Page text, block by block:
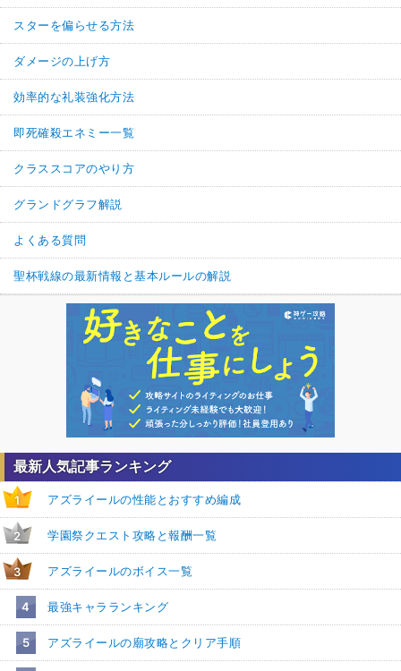
最新人気記事ランキング
1 アズライールの性能とおすすめ編成
2 学園祭クエスト攻略と報酬一覧
3 アズライールのボイス一覧
4 最強キャラランキング
5 アズライールの廟攻略とクリア手順
スターを偏らせる方法
ダメージの上げ方
効率的な礼装強化方法
即死確殺エネミー一覧
クラススコアのやり方
グランドグラフ解説
よくある質問
聖杯戦線の最新情報と基本ルールの解説